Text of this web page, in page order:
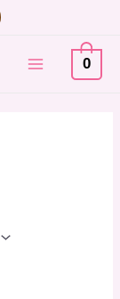
MAIN
MENU
0